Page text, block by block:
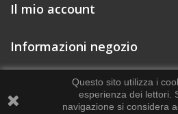
Il mio account
Informazioni negozio
Questo sito utilizza i
esperienza dei lettori.
navigazione si considera